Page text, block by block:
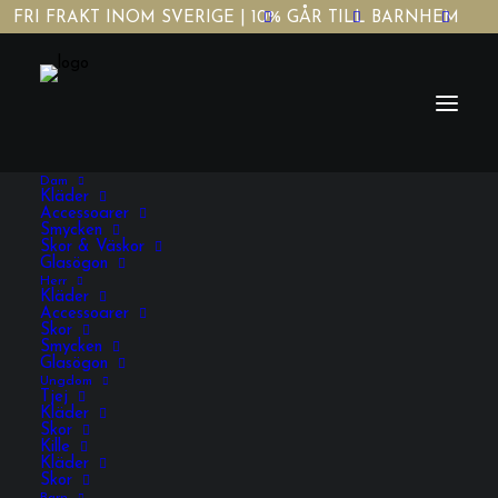
FRI FRAKT INOM SVERIGE | 10% GÅR TILL BARNHEM
Dam
Kläder
Accessoarer
Smycken
Skor & Väskor
Glasögon
Herr
Kläder
Accessoarer
Skor
Smycken
Glasögon
Ungdom
Tjej
Kläder
Skor
Kille
Kläder
Skor
Gambia Mugg
198,00
Gambia
Mugg